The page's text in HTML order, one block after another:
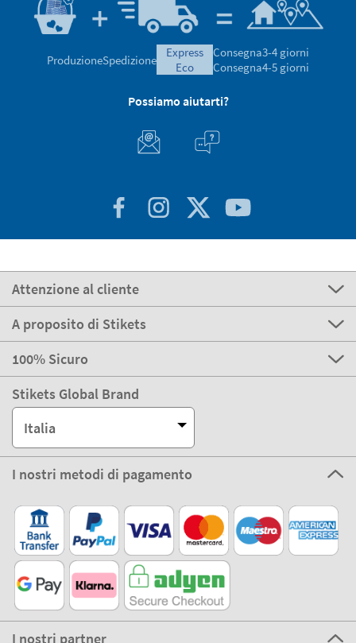
ProduzioneSpedizione
express
eco
Consegna3-4 giorni
Consegna4-5 giorni
Possiamo aiutarti?
Attenzione al cliente
A proposito di Stikets
100% Sicuro
Stikets Global Brand
Italia
I nostri metodi di pagamento
I nostri partner